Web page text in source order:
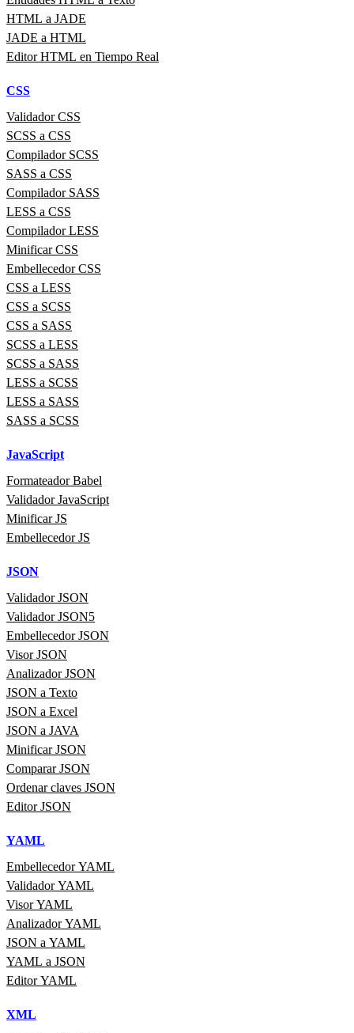
HTML a JADE
JADE a HTML
Editor HTML en Tiempo Real
CSS
Validador CSS
SCSS a CSS
Compilador SCSS
SASS a CSS
Compilador SASS
LESS a CSS
Compilador LESS
Minificar CSS
Embellecedor CSS
CSS a LESS
CSS a SCSS
CSS a SASS
SCSS a LESS
SCSS a SASS
LESS a SCSS
LESS a SASS
SASS a SCSS
JavaScript
Formateador Babel
Validador JavaScript
Minificar JS
Embellecedor JS
JSON
Validador JSON
Validador JSON5
Embellecedor JSON
Visor JSON
Analizador JSON
JSON a Texto
JSON a Excel
JSON a JAVA
Minificar JSON
Comparar JSON
Ordenar claves JSON
Editor JSON
YAML
Embellecedor YAML
Validador YAML
Visor YAML
Analizador YAML
JSON a YAML
YAML a JSON
Editor YAML
XML